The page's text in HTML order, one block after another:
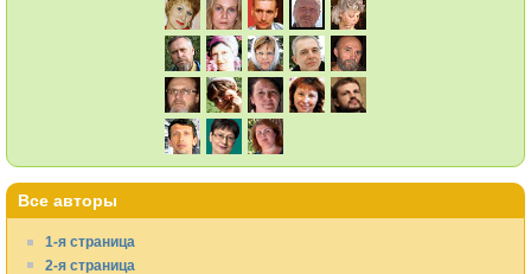
Все авторы
1-я страница
2-я страница